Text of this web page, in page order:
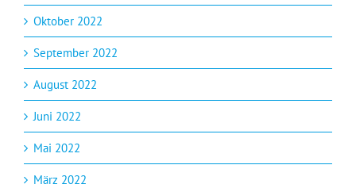
Oktober 2022
September 2022
August 2022
Juni 2022
Mai 2022
März 2022